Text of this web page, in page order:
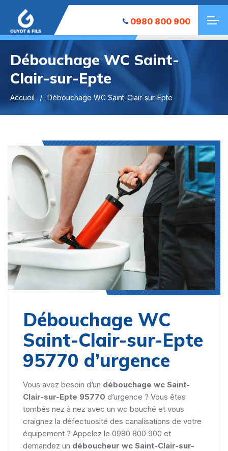
0980 800 900
Débouchage WC Saint-
Clair-sur-Epte
Accueil Débouchage WC Saint-Clair-sur-Epte
Débouchage WC
Saint-Clair-sur-Epte
95770 d’urgence
Vous avez besoin d’un débouchage wc Saint-
Clair-sur-Epte 95770 d’urgence ? Vous êtes
tombés nez à nez avec un wc bouché et vous
craignez la défectuosité des canalisations de votre
équipement ? Appelez le 0980 800 900 et
demandez un déboucheur wc Saint-Clair-sur-